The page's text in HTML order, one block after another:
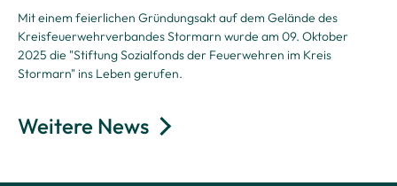
Mit einem feierlichen Gründungsakt auf dem Gelände des
Kreisfeuerwehrverbandes Stormarn wurde am 09. Oktober
2025 die "Stiftung Sozialfonds der Feuerwehren im Kreis
Stormarn" ins Leben gerufen.
Weitere News